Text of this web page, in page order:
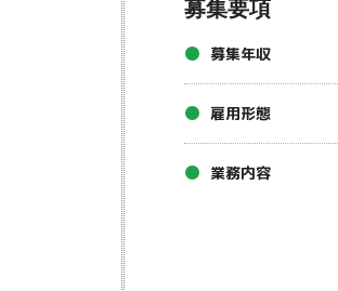
募集要項
募集年収
雇用形態
業務内容